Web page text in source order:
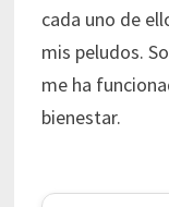
cada uno de
mis peludos.
me ha
bienestar.